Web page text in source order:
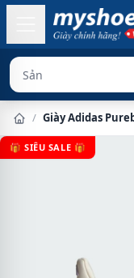
Sản phẩm chính
/ Giày Adidas
🎁 SIÊU SALE 🎁